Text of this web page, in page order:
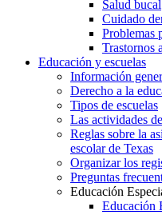
Salud bucal
Cuidado
Problemas
Trastornos
Educación y escuelas
Información
Derecho a la
Tipos de escuelas
Las actividades
Reglas sobre la
escolar de Texas
Organizar los
Preguntas
Educación
Educación